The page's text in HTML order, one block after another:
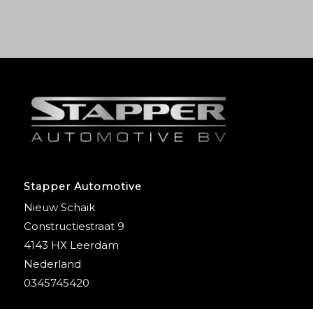
Stapper Automotive
Nieuw Schaik
Constructiestraat 9
4143 HX Leerdam
Nederland
0345745420